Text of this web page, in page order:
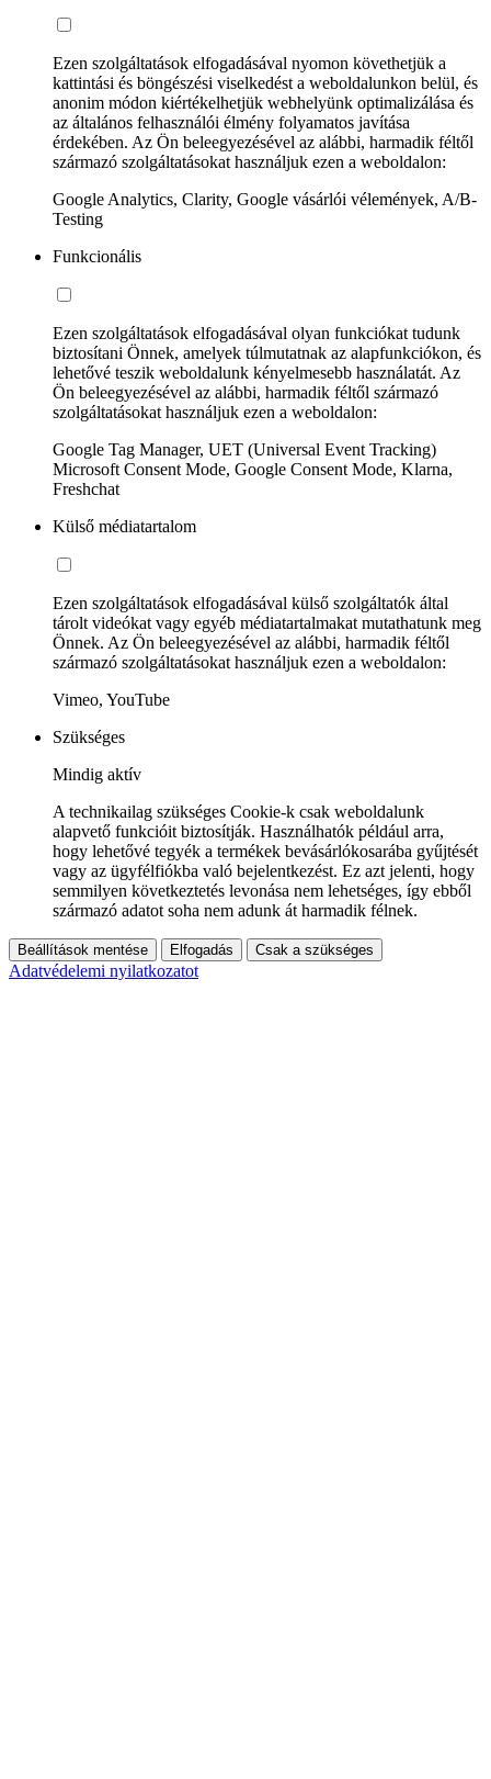
Ezen szolgáltatások elfogadásával nyomon követhetjük a
kattintási és böngészési viselkedést a weboldalunkon belül, és
anonim módon kiértékelhetjük webhelyünk optimalizálása és
az általános felhasználói élmény folyamatos javítása
érdekében. Az Ön beleegyezésével az alábbi, harmadik féltől
származó szolgáltatásokat használjuk ezen a weboldalon:
Google Analytics, Clarity, Google vásárlói vélemények, A/B-
Testing
Funkcionális
Ezen szolgáltatások elfogadásával olyan funkciókat tudunk
biztosítani Önnek, amelyek túlmutatnak az alapfunkciókon, és
lehetővé teszik weboldalunk kényelmesebb használatát. Az
Ön beleegyezésével az alábbi, harmadik féltől származó
szolgáltatásokat használjuk ezen a weboldalon:
Google Tag Manager, UET (Universal Event Tracking)
Microsoft Consent Mode, Google Consent Mode, Klarna,
Freshchat
Külső médiatartalom
Ezen szolgáltatások elfogadásával külső szolgáltatók által
tárolt videókat vagy egyéb médiatartalmakat mutathatunk meg
Önnek. Az Ön beleegyezésével az alábbi, harmadik féltől
származó szolgáltatásokat használjuk ezen a weboldalon:
Vimeo, YouTube
Szükséges
Mindig aktív
A technikailag szükséges Cookie-k csak weboldalunk
alapvető funkcióit biztosítják. Használhatók például arra,
hogy lehetővé tegyék a termékek bevásárlókosarába gyűjtését
vagy az ügyfélfiókba való bejelentkezést. Ez azt jelenti, hogy
semmilyen következtetés levonása nem lehetséges, így ebből
származó adatot soha nem adunk át harmadik félnek.
Beállítások mentése Elfogadás Csak a szükséges
Adatvédelemi nyilatkozatot